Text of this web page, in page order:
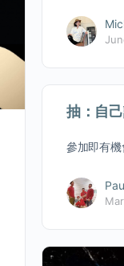
抽：自
參加即有機